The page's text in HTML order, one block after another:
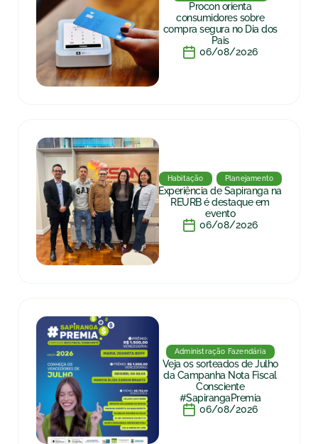
Procon orienta
consumidores sobre
compra segura no Dia dos
Pais
06/08/2026
Habitação Planejamento
Experiência de Sapiranga na
REURB é destaque em
evento
06/08/2026
Administração Fazendária
Veja os sorteados de Julho
da Campanha Nota Fiscal
Consciente
#SapirangaPremia
06/08/2026